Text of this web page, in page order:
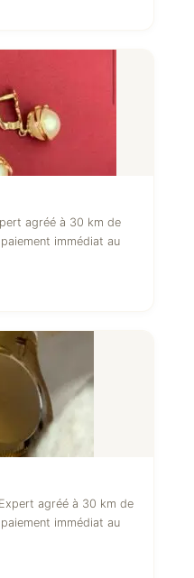
agréé à 30 km de
immédiat au
agréé à 30 km de
immédiat au